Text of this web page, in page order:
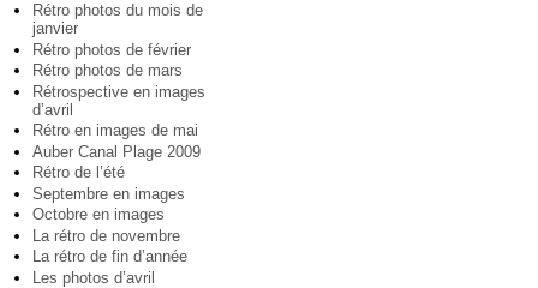
Rétro photos du mois de
janvier
Rétro photos de février
Rétro photos de mars
Rétrospective en images
d’avril
Rétro en images de mai
Auber Canal Plage 2009
Rétro de l’été
Septembre en images
Octobre en images
La rétro de novembre
La rétro de fin d’année
Les photos d’avril